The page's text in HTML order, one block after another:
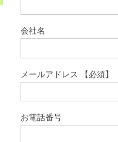
会社名
メールアドレス 【必須】
お電話番号